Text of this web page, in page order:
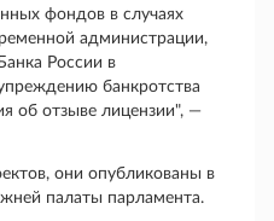
фондов в случаях
администрации,
России в
банкротства
об отзыве лицензии", —
они опубликованы в
палаты парламента.